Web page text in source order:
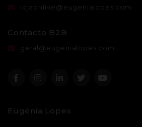
lojaonline@eugenialopes.com
Contacto B2B
geral@eugenialopes.com
Eugénia Lopes